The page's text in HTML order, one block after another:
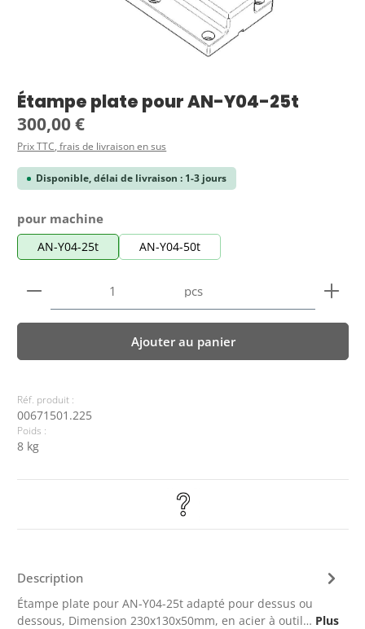
Étampe plate pour AN-Y04-25t
Prix régulier :
300,00 €
Prix TTC, frais de livraison en sus
Disponible, délai de livraison : 1-3 jours
Sélectionnez
pour machine
AN-Y04-25t AN-Y04-50t
Quantité de produit : Entrez la quantité
pcs
Ajouter au panier
Réf. produit :
00671501.225
Poids :
8 kg
Description
Étampe plate pour AN-Y04-25t adapté pour dessus ou
dessous, Dimension 230x130x50mm, en acier à outil… Plus